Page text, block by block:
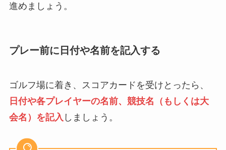
進めましょう。
プレー前に日付や名前を記入する
ゴルフ場に着き、スコアカードを受けとったら、
日付や各プレイヤーの名前、競技名（もしくは大
会名）を記入 しましょう。